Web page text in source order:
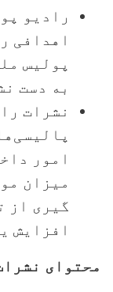
رادیو
اهدافی
پولیس
به دست
نشرات
امور
میزان
گیری از
افزایش
محتوای